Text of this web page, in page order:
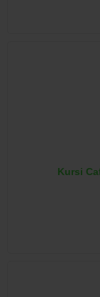
Kursi